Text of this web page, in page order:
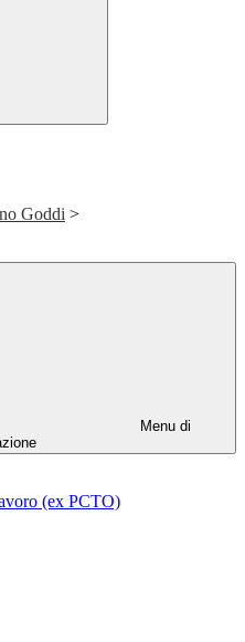
Goddi >
Menu di
(ex PCTO)